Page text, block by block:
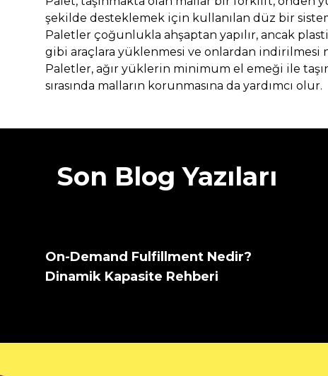
şekilde desteklemek için kullanılan düz bir
Paletler çoğunlukla ahşaptan yapılır, ancak
gibi araçlara yüklenmesi ve onlardan indirilmesi
Paletler, ağır yüklerin minimum el emeği ile
sırasında malların korunmasına da yardımcı olur.
Son Blog Yazıları
On-Demand Fulfillment Nedir?
Dinamik Kapasite Rehberi